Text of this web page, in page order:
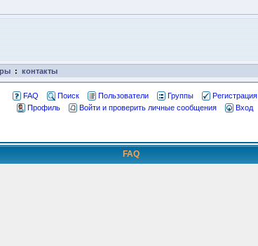
: контакты
FAQ Поиск Пользователи Группы
Регистрация
Профиль
Войти и проверить личные сообщения Вход
FAQ